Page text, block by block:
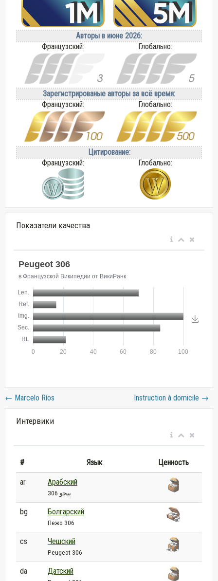
Авторы в июне 2026:
Французский:
Глобально:
Зарегистрированые авторы за всё время:
Французский:
Глобально:
Цитирование:
Французский:
Глобально:
Показатели качества
← Marcelo Ríos Instruction à domicile →
Интервики
# Язык Ценность
ar Арабский
بيجو 306
bg Болгарский
Пежо 306
cs Чешский
Peugeot 306
da Датский